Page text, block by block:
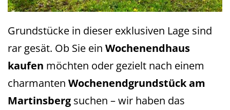
Grundstücke in dieser exklusiven Lage sind
rar gesät. Ob Sie ein Wochenendhaus
kaufen möchten oder gezielt nach einem
charmanten Wochenendgrundstück am
Martinsberg suchen – wir haben das